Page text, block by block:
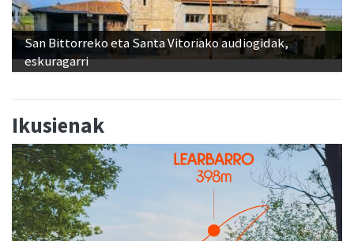
San Bittorreko eta Santa Vitoriako audiogidak,
eskuragarri